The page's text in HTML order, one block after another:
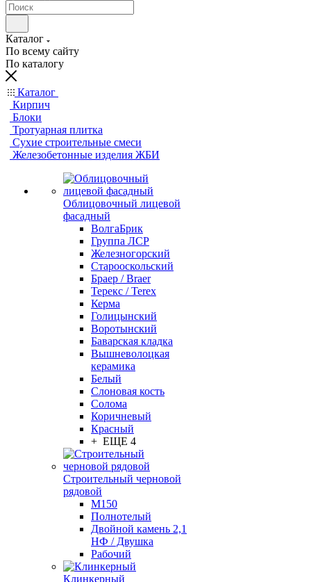
Каталог
По всему сайту
По каталогу
Каталог
Кирпич
Блоки
Тротуарная плитка
Сухие строительные смеси
Железобетонные изделия ЖБИ
Облицовочный лицевой
фасадный
ВолгаБрик
Группа ЛСР
Железногорский
Старооскольский
Браер / Braer
Терекс / Terex
Керма
Голицынский
Воротынский
Баварская кладка
Вышневолоцкая
керамика
Белый
Слоновая кость
Солома
Коричневый
Красный
+ ЕЩЕ 4
Строительный черновой
рядовой
М150
Полнотелый
Двойной камень 2,1
НФ / Двушка
Рабочий
Клинкерный